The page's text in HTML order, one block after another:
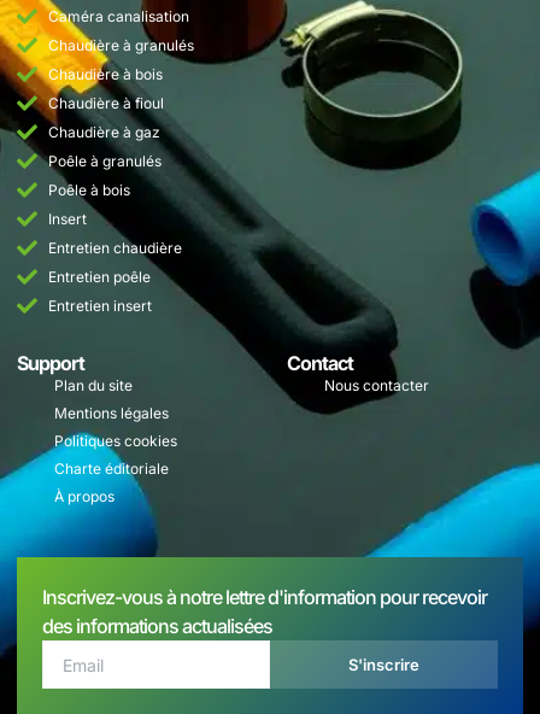
Caméra canalisation
Chaudière à granulés
Chaudière à bois
Chaudière à fioul
Chaudière à gaz
Poêle à granulés
Poêle à bois
Insert
Entretien chaudière
Entretien poêle
Entretien insert
Support
Plan du site
Mentions légales
Politiques cookies
Charte éditoriale
À propos
Contact
Nous contacter
Inscrivez-vous à notre lettre d'information pour recevoir
des informations actualisées
S'inscrire